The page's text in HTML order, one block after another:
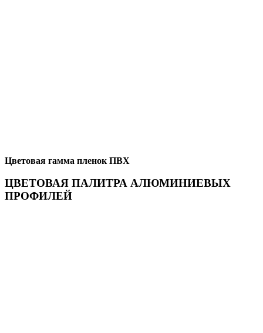
Цветовая гамма пленок ПВХ
ЦВЕТОВАЯ ПАЛИТРА АЛЮМИНИЕВЫХ
ПРОФИЛЕЙ